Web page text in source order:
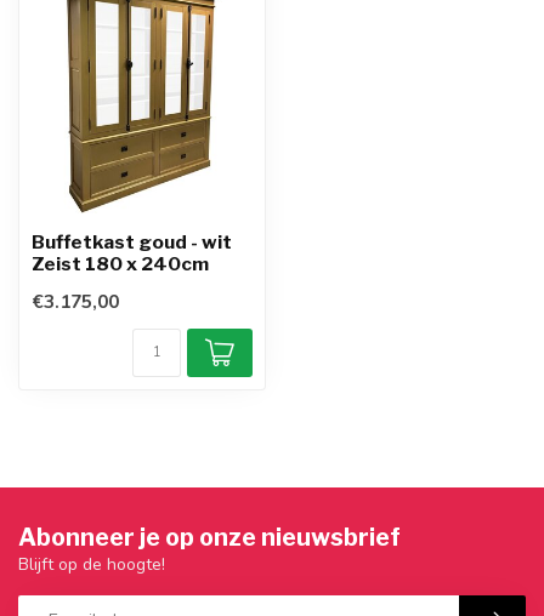
Buffetkast goud - wit
Zeist 180 x 240cm
€3.175,00
Abonneer je op onze nieuwsbrief
Blijft op de hoogte!